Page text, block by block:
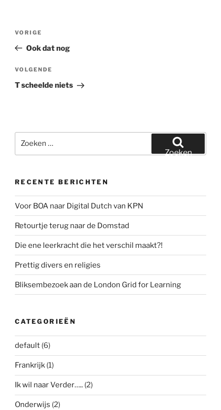
Vorig
bericht
VORIGE
Ook dat nog
Volgend
bericht
VOLGENDE
T scheelde niets
naar:
Zoeken
RECENTE BERICHTEN
Voor BOA naar Digital Dutch van KPN
Retourtje terug naar de Domstad
Die ene leerkracht die het verschil maakt?!
Prettig divers en religies
Bliksembezoek aan de London Grid for Learning
CATEGORIEËN
default (6)
Frankrijk (1)
Ik wil naar Verder….. (2)
Onderwijs (2)